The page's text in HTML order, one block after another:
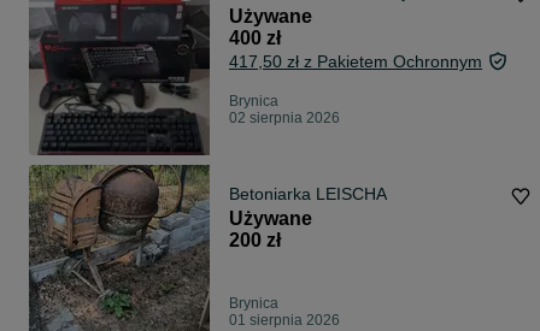
Używane
400 zł
417,50 zł z Pakietem Ochronnym
Brynica
02 sierpnia 2026
Betoniarka LEISCHA
Używane
200 zł
Brynica
01 sierpnia 2026